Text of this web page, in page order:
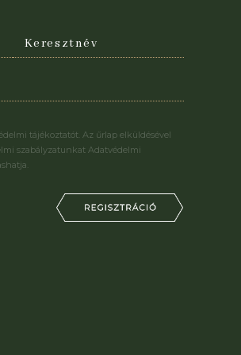
tájékoztatót. Az űrlap elküldésével
szabályzatunkat Adatvédelmi